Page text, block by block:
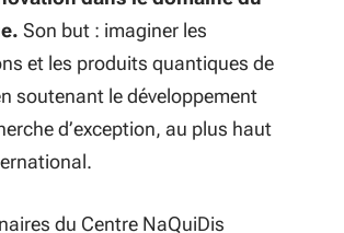
Son but : imaginer les
et les produits quantiques de
soutenant le développement
d’exception, au plus haut
du Centre NaQuiDis